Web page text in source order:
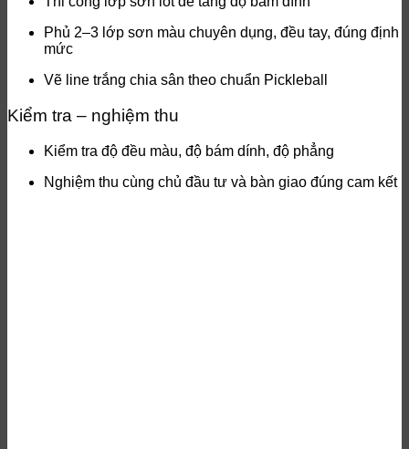
Phủ 2–3 lớp sơn màu chuyên dụng, đều tay, đúng định
mức
Vẽ line trắng chia sân theo chuẩn Pickleball
Kiểm tra – nghiệm thu
Kiểm tra độ đều màu, độ bám dính, độ phẳng
Nghiệm thu cùng chủ đầu tư và bàn giao đúng cam kết